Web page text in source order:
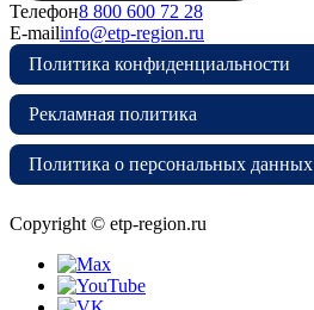
Телефон8 800 600 72 28
E-mailinfo@etp-region.ru
Политика конфиденциальности
Рекламная политика
Политика о персональных данных
Copyright © etp-region.ru